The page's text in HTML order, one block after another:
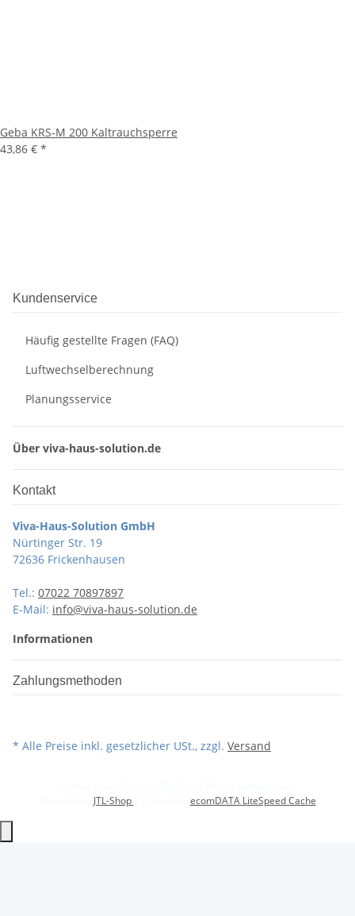
Geba KRS-M 200 Kaltrauchsperre
43,86 € *
Kundenservice
Häufig gestellte Fragen (FAQ)
Luftwechselberechnung
Planungsservice
Über viva-haus-solution.de
Kontakt
Viva-Haus-Solution GmbH
Nürtinger Str. 19
72636 Frickenhausen
Tel.: 07022 70897897
E-Mail: info@viva-haus-solution.de
Informationen
Zahlungsmethoden
* Alle Preise inkl. gesetzlicher USt., zzgl. Versand
JTL-Shop ecomDATA LiteSpeed Cache